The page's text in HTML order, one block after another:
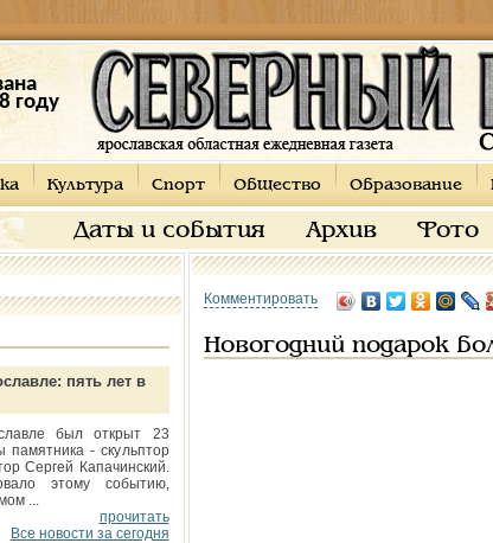
году
Культура Спорт Общество Образование
Даты и события Архив Фото
пять лет в
был открыт 23
памятника - скульптор
Сергей Капачинский.
этому событию,
...
прочитать
Все новости за сегодня
Комментировать
Новогодний подарок